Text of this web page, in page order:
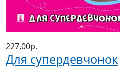
227,00р.
Для супердевчонок